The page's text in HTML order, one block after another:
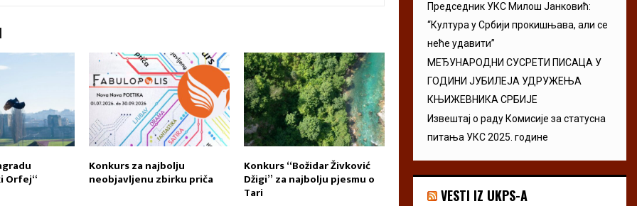
Orfej“
Konkurs za najbolju
neobjavljenu zbirku priča
Konkurs “Božidar Živković
Džigi” za najbolju pjesmu o
Tari
Dani Milke Bajic Poderegin,
Pljevlja 2026
Poetum otvara
zbornik kratkih
Председник УКС Милош Јанковић:
“Култура у Србији прокишњава, али се
неће удавити”
МЕЂУНАРОДНИ СУСРЕТИ ПИСАЦА У
ГОДИНИ ЈУБИЛЕЈА УДРУЖЕЊА
КЊИЖЕВНИКА СРБИЈЕ
Извештај о раду Комисије за статусна
питања УКС 2025. године
VESTI IZ UKPS-A